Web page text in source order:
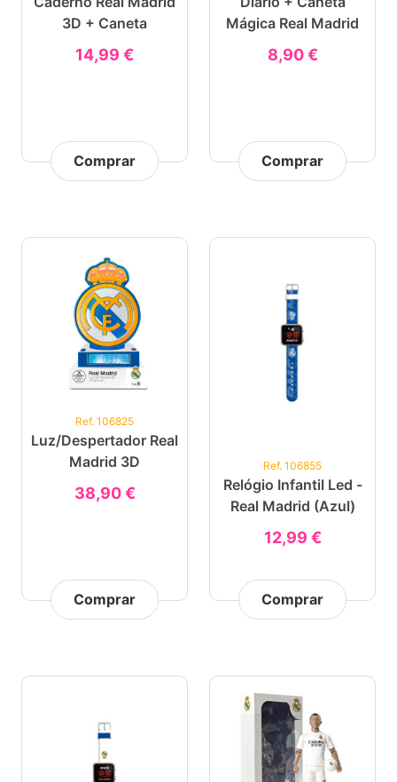
3D + Caneta
14,99 €
Comprar
Mágica Real Madrid
8,90 €
Comprar
Ref. 106825
Luz/Despertador Real
Madrid 3D
38,90 €
Comprar
Ref. 106855
Relógio Infantil Led -
Real Madrid (azul)
12,99 €
Comprar